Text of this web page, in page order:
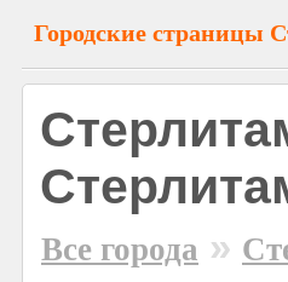
Городские страницы
Все города »